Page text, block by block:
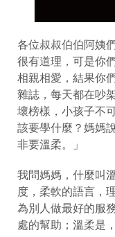
各位叔叔伯伯阿姨
很有道理，可是你
相親相愛，結果你
雜誌，每天都在吵
壞榜樣，小孩子不
該要學什麼？媽媽
非要溫柔。」
我問媽媽，什麼叫
度，柔軟的語言，
為別人做最好的服
處的幫助；溫柔是